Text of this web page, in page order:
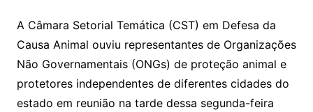
A Câmara Setorial Temática (CST) em Defesa da
Causa Animal ouviu representantes de Organizações
Não Governamentais (ONGs) de proteção animal e
protetores independentes de diferentes cidades do
estado em reunião na tarde dessa segunda-feira